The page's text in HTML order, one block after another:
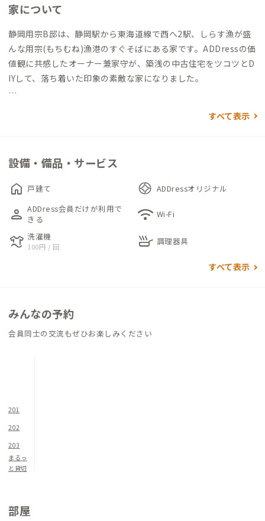
家について
静岡用宗B邸は、静岡駅から東海道線で西へ2駅、しらす漁が盛
んな用宗(もちむね)漁港のすぐそばにある家です。ADDressの価
値観に共感したオーナー兼家守が、築浅の中古住宅をツコツとD
IYして、落ち着いた印象の素敵な家になりました。
うな予感がします。キッチンもシステムキッチンで、調理器具や
個室は全て2階にあります。201はシングルベッドとデスク＆チ
ェア、202はダブルベッドとデスク＆チェアで、どちらも窓を開
けて外を見ると富士山を望めます。203は畳の香りが気持ち良い
和室ですが、デスク＆チェアは完備。広い掃き出し窓から用宗
漁港の水面が見られます。個室はすべて鍵付きです（203は内鍵
り。ただし洗面スペースは少し狭いのであしからず。
ファシリテーターをしているオーナー兼家守さん。早期退職し
て起業したり、静岡市の地域活動にも詳しいので、興味があれば
ぜひ相談してみてください。普段はテレワークで仕事をしてい
楽しみな静岡用宗B邸です。
すべて表示
設備・備品・サービス
home 戸建て ADDressオリジナル
person ADDress会員だけが利用で
きる
wifi Wi-Fi
laundry 洗濯機
100円 / 回 skillet 調理器具
すべて表示
みんなの予約
会員同士の交流もぜひお楽しみください
201
202
203
まるっ
と貸切
部屋